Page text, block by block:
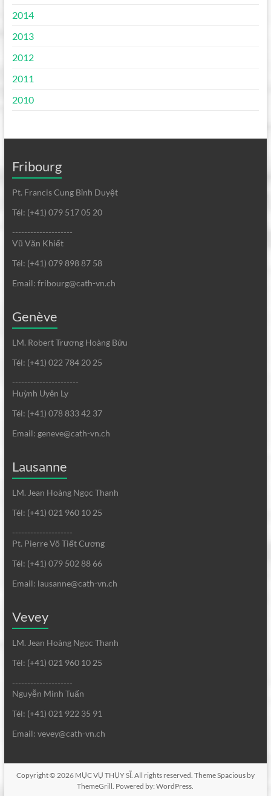
2014
2013
2012
2011
2010
Fribourg
Pt. Francis Cung Bỉnh Duyệt
Tél: (+41) 079 517 05 20
--------------------
Vũ Văn Khiết
Tél: (+41) 079 898 87 58
Email: fribourg@cath-vn.ch
Genève
LM. Robert Trương Hoàng Bửu
Tél: (+41) 022 784 20 25
----------------------
Huỳnh Uyên Ly
Tél: (+41) 078 833 42 37
Email: geneve@cath-vn.ch
Lausanne
LM. Jean Hoàng Ngọc Thanh
Tél: (+41) 021 960 10 25
--------------------
Pt. Pierre Võ Tiết Cương
Tél: (+41) 079 502 88 66
Email: lausanne@cath-vn.ch
Vevey
LM. Jean Hoàng Ngọc Thanh
Tél: (+41) 021 960 10 25
--------------------
Nguyễn Minh Tuấn
Tél: (+41) 021 922 35 91
Email: vevey@cath-vn.ch
Copyright © 2026 MỤC VỤ THỤY SĨ. All rights reserved. ThemeSpaciousby
ThemeGrill. Powered by:WordPress.